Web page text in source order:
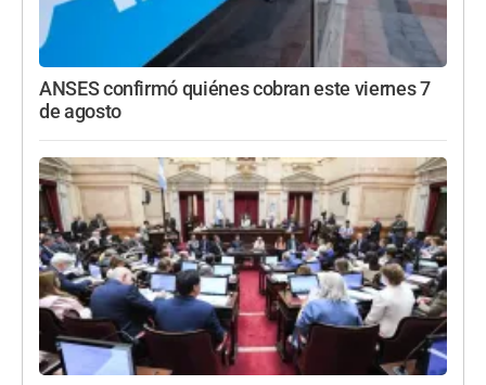
ANSES confirmó quiénes cobran este viernes 7
de agosto